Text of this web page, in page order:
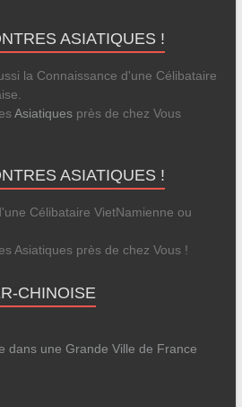
ASIATIQUES !
la Connaissance d'une Célibataire
Asiatiquesprès de chez Vous
ASIATIQUES !
Célibataire VietNamienne ou
Asiatiques près de chez Vous !
CHINOISE
dans une Grande Ville de France